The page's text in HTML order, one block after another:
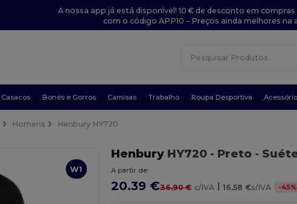
A nossa app já está disponível! 10 € de desconto em
com o código APP10 – Preços ainda melhores na
Casacos Bonés e Gorros Camisas Trabalho Roupa Desportiva
Homens Henbury HY720
W1
HenburyHY720 - Preto-
A partir de
20.39 €36.90 € c/IVA | 16.58 €s/IVA -45%